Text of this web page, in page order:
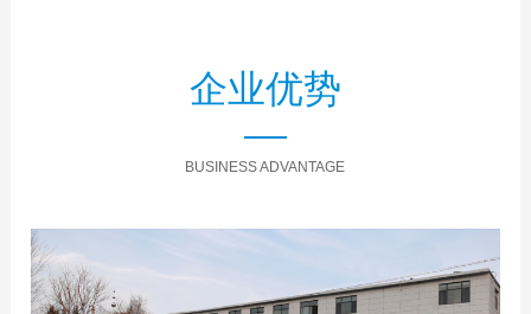
企业优势
BUSINESS ADVANTAGE